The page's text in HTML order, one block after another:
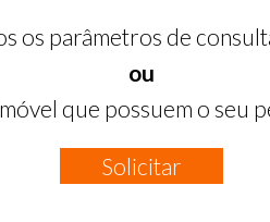
os parâmetros de
ou
que possuem o seu
Solicitar